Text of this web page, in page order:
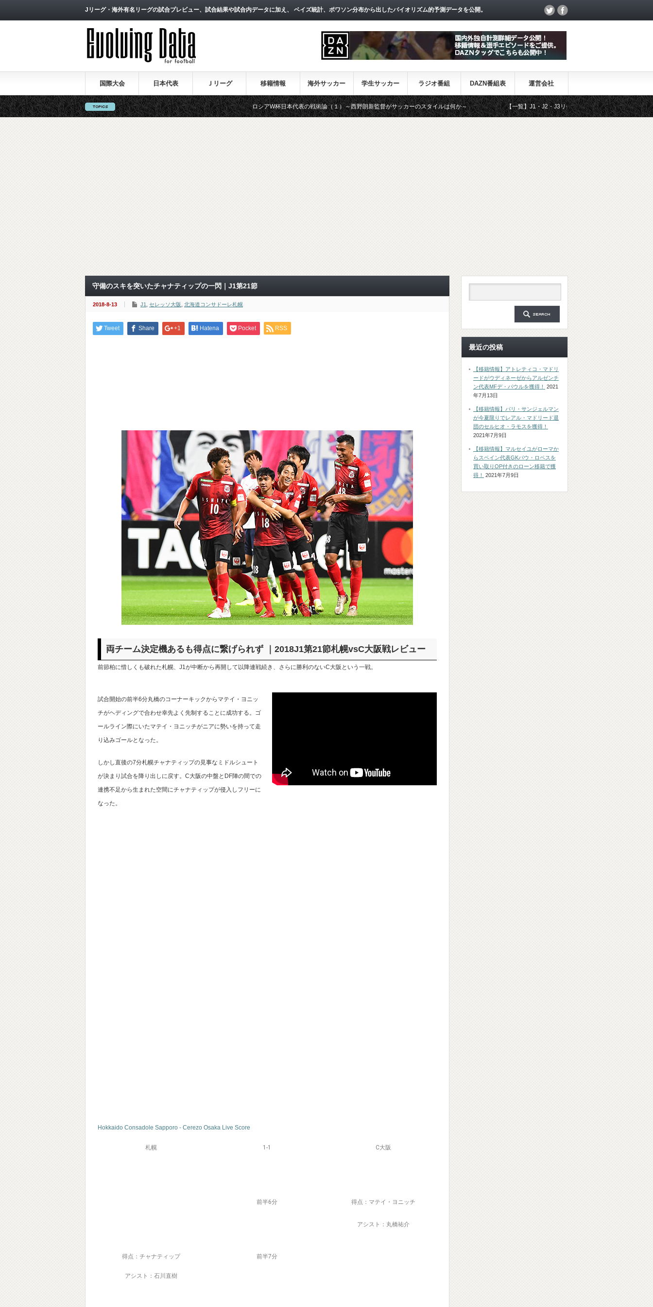
Jリーグ・海外有名リーグの試合プレビュー、試合結果や試合内データに加え、 ベイズ統計、ポワソン分布から出したバイオリズム的予測データを公開。
国際大会 日本代表 Ｊリーグ 移籍情報 海外サッカー 学生サッカー ラジオ番組 DAZN番組表 運営会社
ロシアW杯日本代表の戦術論（１）～西野朗新監督がサッカーのスタイルは何か～ 【一覧】J1・J2・J3リーグ「退団・戦力外選手＆新加入選手」
守備のスキを突いたチャナティップの一閃｜J1第21節
2018-8-13 J1 セレッソ大阪 北海道コンサドーレ札幌
Tweet Share +1 Hatena Pocket RSS
両チーム決定機あるも得点に繋げられず ｜2018J1第21節札幌vsC大阪戦レビュー
前節柏に惜しくも破れた札幌、J1が中断から再開して以降連戦続き、さらに勝利のないC大阪という一戦。
試合開始の前半6分丸橋のコーナーキックからマテイ・ヨニッ
チがヘディングで合わせ幸先よく先制することに成功する。ゴ
ールライン際にいたマテイ・ヨニッチがニアに勢いを持って走
り込みゴールとなった。
しかし直後の7分札幌チャナティップの見事なミドルシュート
が決まり試合を降り出しに戻す。C大阪の中盤とDF陣の間での
連携不足から生まれた空間にチャナティップが侵入しフリーに
なった。
Hokkaido Consadole Sapporo - Cerezo Osaka Live Score
札幌 1-1 C大阪
前半6分 得点：マテイ・ヨニッチ
アシスト：丸橋祐介
得点：チャナティップ
アシスト：石川直樹
前半7分
最近の投稿
【移籍情報】アトレティコ・マドリ
ードがウディネーゼからアルゼンチ
ン代表MFデ・パウルを獲得！
2021
年7月13日
【移籍情報】パリ・サンジェルマン
が今夏限りでレアル・マドリード退
団のセルヒオ・ラモスを獲得！
2021年7月9日
【移籍情報】マルセイユがローマか
らスペイン代表GKパウ・ロペスを
買い取りOP付きのローン移籍で獲
得！
2021年7月9日